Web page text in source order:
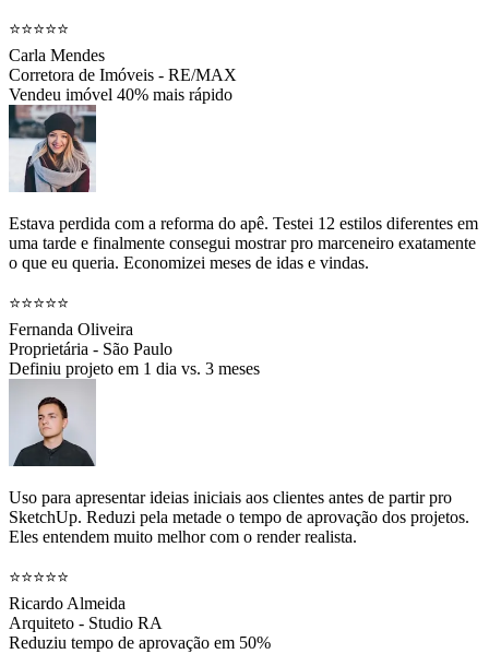
⭐⭐⭐⭐⭐
Carla Mendes
Corretora de Imóveis - RE/MAX
Vendeu imóvel 40% mais rápido
Estava perdida com a reforma do apê. Testei 12 estilos diferentes em
uma tarde e finalmente consegui mostrar pro marceneiro exatamente
o que eu queria. Economizei meses de idas e vindas.
⭐⭐⭐⭐⭐
Fernanda Oliveira
Proprietária - São Paulo
Definiu projeto em 1 dia vs. 3 meses
Uso para apresentar ideias iniciais aos clientes antes de partir pro
SketchUp. Reduzi pela metade o tempo de aprovação dos projetos.
Eles entendem muito melhor com o render realista.
⭐⭐⭐⭐⭐
Ricardo Almeida
Arquiteto - Studio RA
Reduziu tempo de aprovação em 50%